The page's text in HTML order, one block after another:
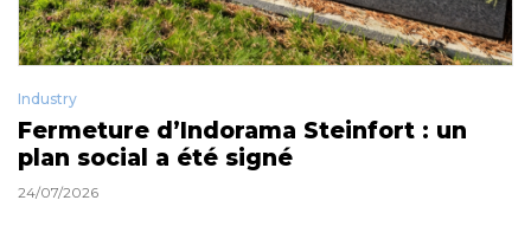
Industry
Fermeture d’Indorama Steinfort : un
plan social a été signé
24/07/2026